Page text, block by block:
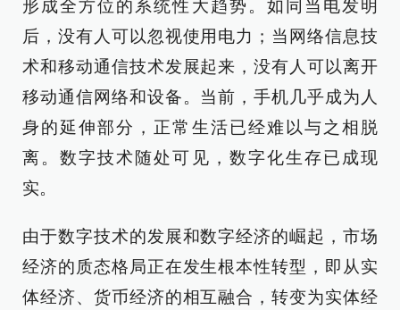
形成全方位的系统性大趋势。如同当电发明
后，没有人可以忽视使用电力；当网络信息技
术和移动通信技术发展起来，没有人可以离开
移动通信网络和设备。当前，手机几乎成为人
身的延伸部分，正常生活已经难以与之相脱
离。数字技术随处可见，数字化生存已成现
实。
由于数字技术的发展和数字经济的崛起，市场
经济的质态格局正在发生根本性转型，即从实
体经济、货币经济的相互融合，转变为实体经